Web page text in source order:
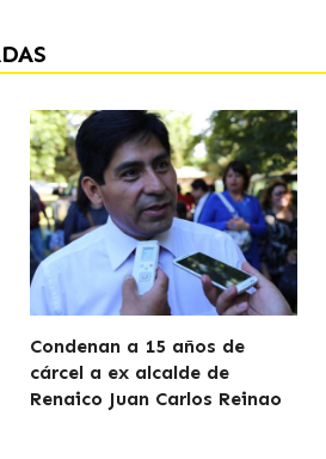
Condenan a 15 años de
cárcel a ex alcalde de
Renaico Juan Carlos Reinao